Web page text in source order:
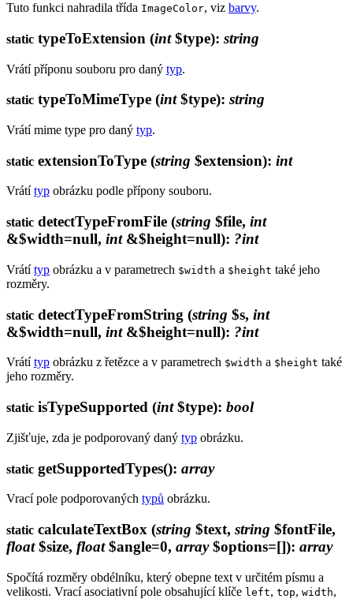
Tuto funkci nahradila třída ImageColor, viz barvy.
static typeToExtension (int$type): string
Vrátí příponu souboru pro daný typ.
static typeToMimeType (int$type): string
Vrátí mime type pro daný typ.
static extensionToType (string $extension): int
Vrátí typ obrázku podle přípony souboru.
static detectTypeFromFile (string $file, int
&$width=null, int&$height=null): ?int
Vrátítyp obrázku a v parametrech $width a $height také jeho
rozměry.
static detectTypeFromString (string $s, int
&$width=null, int&$height=null): ?int
Vrátítyp obrázku z řetězce a v parametrech $width a $height také
jeho rozměry.
static isTypeSupported (int$type): bool
Zjišťuje, zda je podporovaný daný typ obrázku.
static getSupportedTypes(): array
Vrací pole podporovaných typů obrázku.
static calculateTextBox (string $text, string $fontFile,
float$size, float$angle=0, array$options=[]): array
Spočítá rozměry obdélníku, který obepne text v určitém písmu a
velikosti. Vrací asociativní pole obsahující klíče left, top, width,